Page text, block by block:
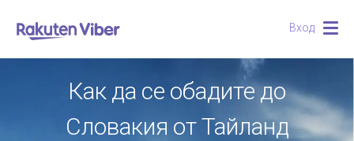
Вход
Как да се обадите до
Словакия от Тайланд